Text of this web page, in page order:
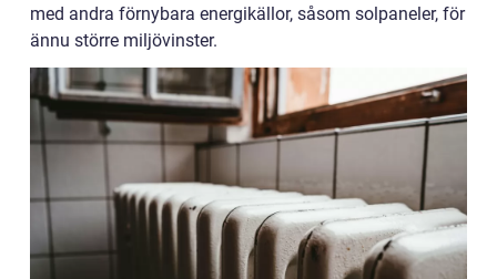
med andra förnybara energikällor, såsom solpaneler, för
ännu större miljövinster.